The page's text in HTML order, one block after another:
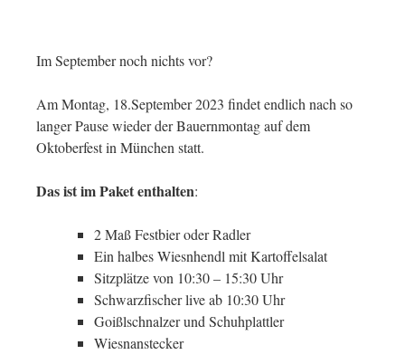
Im September noch nichts vor?
Am Montag, 18.September 2023 findet endlich nach so
langer Pause wieder der Bauernmontag auf dem
Oktoberfest in München statt.
Das ist im Paket enthalten:
2 Maß Festbier oder Radler
Ein halbes Wiesnhendl mit Kartoffelsalat
Sitzplätze von 10:30 – 15:30 Uhr
Schwarzfischer live ab 10:30 Uhr
Goißlschnalzer und Schuhplattler
Wiesnanstecker